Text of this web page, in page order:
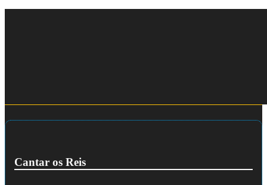
Cantar os Reis